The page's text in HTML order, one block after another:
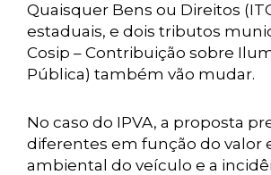
Quaisquer Bens ou Direitos
estaduais, e dois tributos
Cosip – Contribuição sobre
Pública) também vão mudar.
No caso do IPVA, a proposta
diferentes em função do valor
ambiental do veículo e a